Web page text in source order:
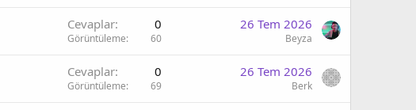
Cevaplar 0
Görüntüleme 60
26 Tem 2026
Beyza
Cevaplar 0
Görüntüleme 69
26 Tem 2026
Berk